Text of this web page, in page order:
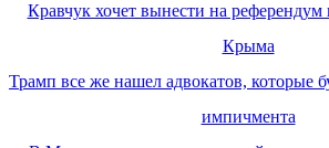
Кравчук хочет вынести на референдум
Крыма
Трамп все же нашел адвокатов, которые
импичмента